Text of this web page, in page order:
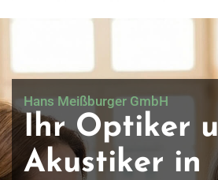
Hans Meißburger GmbH
Ihr Optiker
Akustiker in